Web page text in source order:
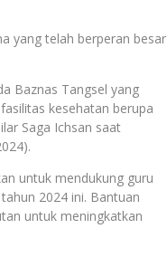
yang telah berperan besar
Baznas Tangsel yang
kesehatan berupa
Saga Ichsan saat
untuk mendukung guru
2024 ini. Bantuan
untuk meningkatkan